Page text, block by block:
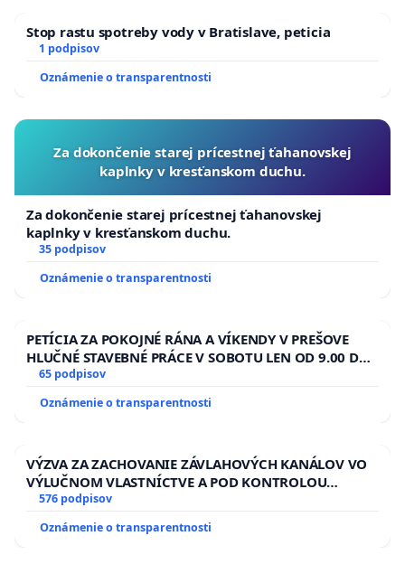
Stop rastu spotreby vody v Bratislave, peticia
1 podpisov
Oznámenie o transparentnosti
Za dokončenie starej prícestnej ťahanovskej
kaplnky v kresťanskom duchu.
Za dokončenie starej prícestnej ťahanovskej
kaplnky v kresťanskom duchu.
35 podpisov
Oznámenie o transparentnosti
PETÍCIA ZA POKOJNÉ RÁNA A VÍKENDY V PREŠOVE
HLUČNÉ STAVEBNÉ PRÁCE V SOBOTU LEN OD 9.00 DO
13.00 HOD., CEZ PRACOVNÝ TÝŽDEŇ CIEĽ 8.00 – 18.00
ĎUMBIERSKEJ/MAGU
65 podpisov
Oznámenie o transparentnosti
VÝZVA ZA ZACHOVANIE ZÁVLAHOVÝCH KANÁLOV VO
VÝLUČNOM VLASTNÍCTVE A POD KONTROLOU
SLOVENSKEJ REPUBLIKY & žiadosť na riešenie
kanálov na Slovensku
576 podpisov
Oznámenie o transparentnosti